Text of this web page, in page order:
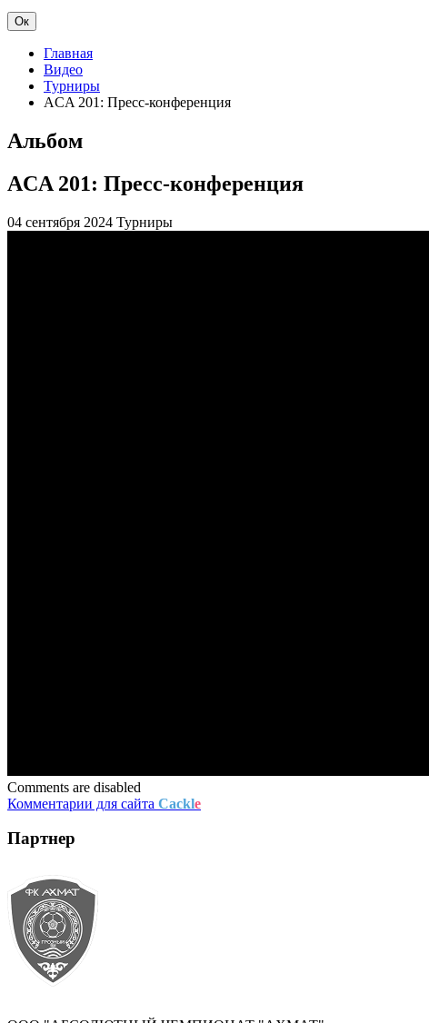
Ок
Главная
Видео
Турниры
ACA 201: Пресс-конференция
Альбом
ACA 201: Пресс-конференция
04 сентября 2024 Турниры
Comments are disabled
Комментарии для сайта Cackle
Партнер